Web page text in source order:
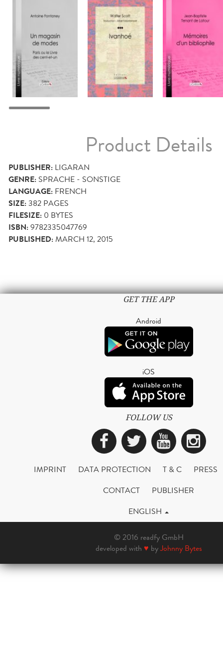
Product Details
PUBLISHER: LIGARAN
GENRE: SPRACHE - SONSTIGE
LANGUAGE: FRENCH
SIZE:382 PAGES
FILESIZE: 0 BYTES
ISBN:9782335047769
PUBLISHED:MARCH 12, 2015
GET THE APP
Android
iOS
FOLLOW US
Facebook
Twitter
IMPRINT DATA PROTECTION T & C
PRESS
CONTACT
PUBLISHER
ENGLISH
© 2016 readfy GmbH
developed with ♥ byJohnny Bytes